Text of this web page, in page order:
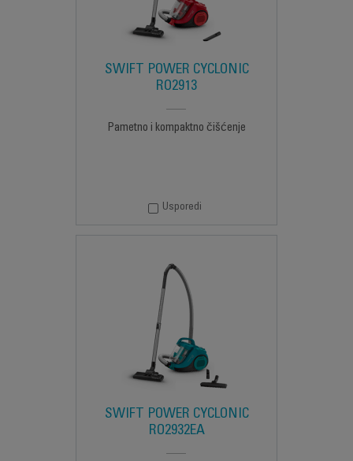
SWIFT POWER CYCLONIC
RO2913
Pametno i kompaktno čišćenje
Usporedi
SWIFT POWER CYCLONIC
RO2932EA